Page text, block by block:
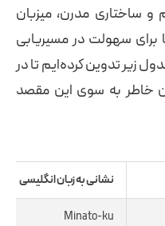
و ساختاری مدرن، میزبان
سهولت در مسیریابی
زیر تدوین کرده‌ایم تا در
خاطر به سوی این مقصد
نشانی به زبان انگلیسی
Minato-ku